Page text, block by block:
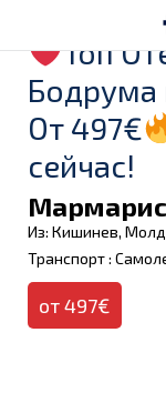
Топ
Бодрума
От 497€
сейчас!
Из: Кишинев,
Транспорт :
от 497€